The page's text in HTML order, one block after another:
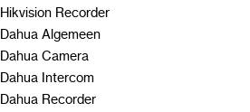
Hikvision Recorder
Dahua Algemeen
Dahua Camera
Dahua Intercom
Dahua Recorder